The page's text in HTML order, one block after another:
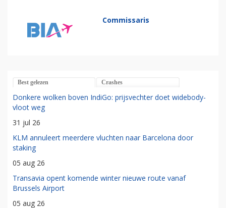
Commissaris
Best gelezen Crashes
Donkere wolken boven IndiGo: prijsvechter doet widebody-
vloot weg
31 jul 26
KLM annuleert meerdere vluchten naar Barcelona door
staking
05 aug 26
Transavia opent komende winter nieuwe route vanaf
Brussels Airport
05 aug 26